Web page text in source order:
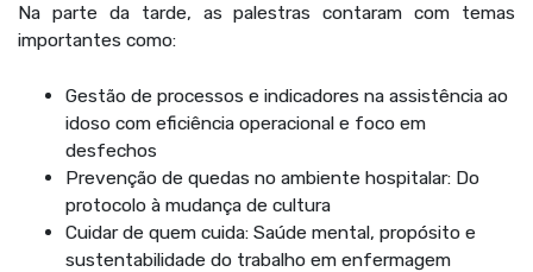
Na parte da tarde, as palestras contaram com temas
importantes como:
Gestão de processos e indicadores na assistência ao
idoso com eficiência operacional e foco em
desfechos
Prevenção de quedas no ambiente hospitalar: Do
protocolo à mudança de cultura
Cuidar de quem cuida: Saúde mental, propósito e
sustentabilidade do trabalho em enfermagem